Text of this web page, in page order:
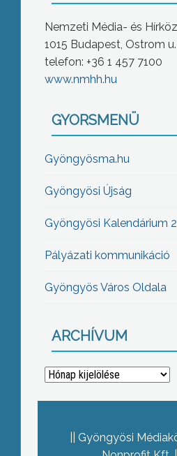
Nemzeti Média- és
1015 Budapest, Ostrom
telefon: +36 1 457 7100
www.nmhh.hu
GYORSMENÜ
Gyöngyösma.hu
Gyöngyösi Újság
Gyöngyösi Kalendárium
Pályázati kommunikáció
Gyöngyös Város Oldala
ARCHÍVUM
Archívum
Gyöngyösi